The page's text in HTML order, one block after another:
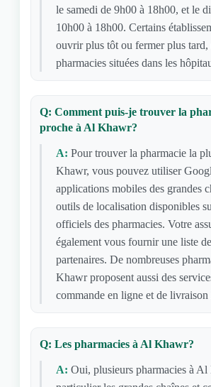
le samedi de 9h00 à 18h00, et le
10h00 à 18h00. Certains
ouvrir plus tôt ou fermer plus tard,
pharmacies situées dans les
Q: Comment puis-je trouver la
proche à Al Khawr?
A: Pour trouver la pharmacie la
Khawr, vous pouvez utiliser
applications mobiles des grandes
outils de localisation disponibles
officiels des pharmacies. Votre
également vous fournir une liste
partenaires. De nombreuses
Khawr proposent aussi des
commande en ligne et de
Q: Les pharmacies à Al Khawr?
A: Oui, plusieurs pharmacies à Al